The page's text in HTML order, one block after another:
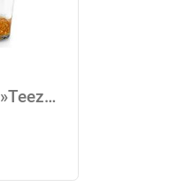
Eva Solo Teekanne »Teezubereiter Glas/Edelstahl/Neopren Schwarz 1 L«, 1 l